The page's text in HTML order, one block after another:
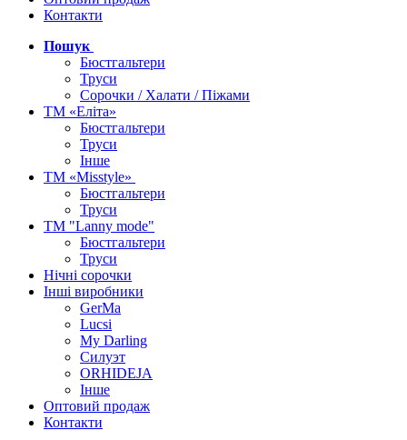
Контакти
Пошук
Бюстгальтери
Труси
Сорочки / Халати / Піжами
ТМ «Еліта»
Бюстгальтери
Труси
Інше
ТМ «Misstyle»
Бюстгальтери
Труси
ТМ "Lanny mode"
Бюстгальтери
Труси
Нічні сорочки
Інші виробники
GerMa
Lucsi
My Darling
Силуэт
ORHIDEJA
Інше
Оптовий продаж
Контакти